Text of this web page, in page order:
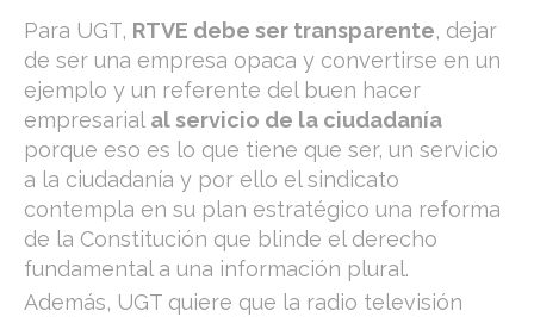
Para UGT, RTVE debe ser transparente, dejar
de ser una empresa opaca y convertirse en un
ejemplo y un referente del buen hacer
empresarial al servicio de la ciudadanía
porque eso es lo que tiene que ser, un servicio
a la ciudadanía y por ello el sindicato
contempla en su plan estratégico una reforma
de la Constitución que blinde el derecho
fundamental a una información plural.
Además, UGT quiere que la radio televisión